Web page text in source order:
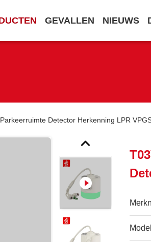
GEVALLEN NIEUWS
Detector Herkenning LPR